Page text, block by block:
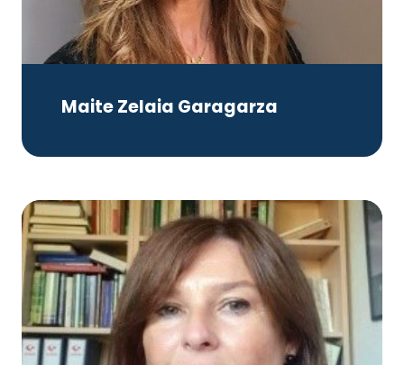
Maite Zelaia Garagarza